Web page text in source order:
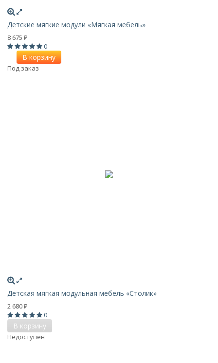
Детские мягкие модули «Мягкая мебель»
8 675 ₽
0
В корзину
Под заказ
Детская мягкая модульная мебель «Столик»
2 680 ₽
0
В корзину
Недоступен